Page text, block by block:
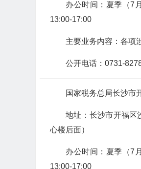
办公时间：夏季（7
13:00-17:00
主要业务内容：各项
公开电话：0731-
国家税务总局长沙市
地址：长沙市开福区
心楼后面）
办公时间：夏季（7
13:00-17:00